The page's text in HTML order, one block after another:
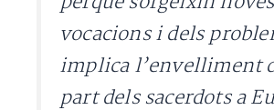
vocacions i dels
implica l’envelliment
part dels sacerdots a